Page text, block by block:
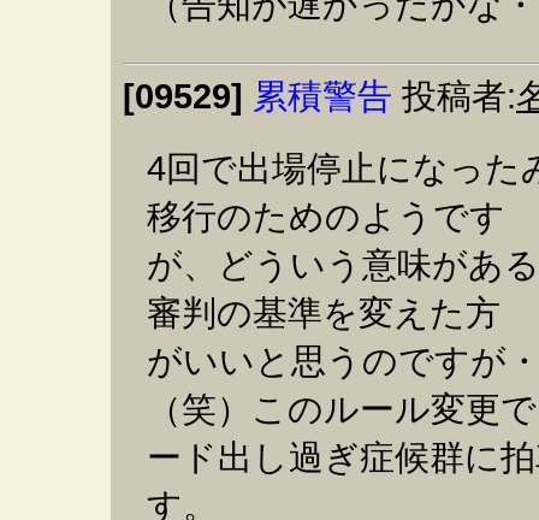
[09529] 累積警告 投稿者:
4回で出場停止になった
移行のためのようです
が、どういう意味があ
審判の基準を変えた方
がいいと思うのですが
（笑）このルール変更
ード出し過ぎ症候群に
す。